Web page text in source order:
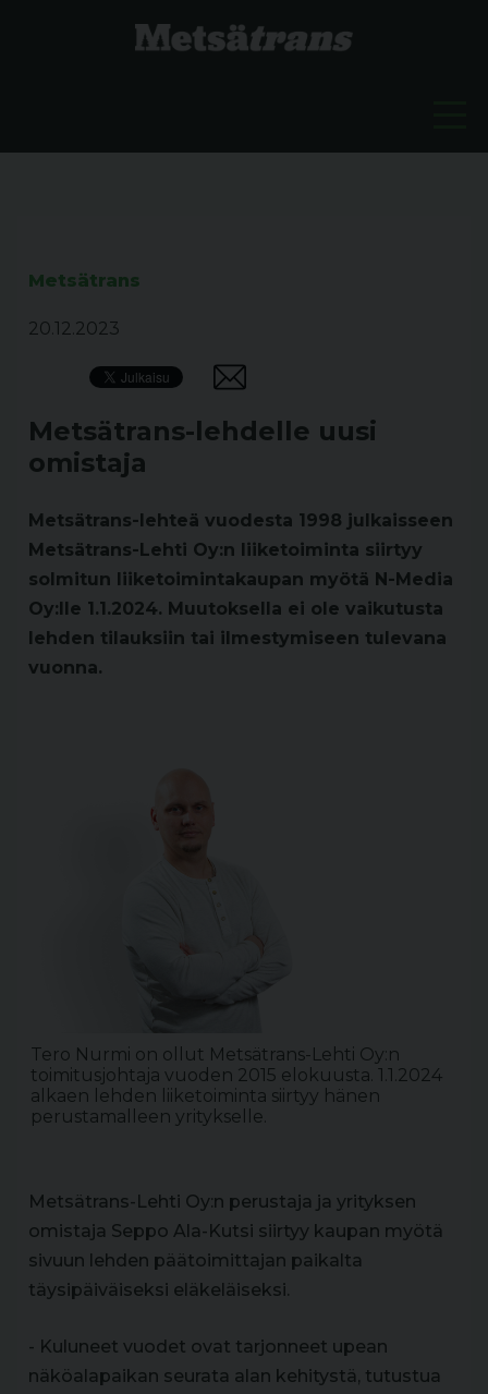
Metsätrans
20.12.2023
Metsätrans-lehdelle uusi
omistaja
Metsätrans-lehteä vuodesta 1998 julkaisseen
Metsätrans-Lehti Oy:n liiketoiminta siirtyy
solmitun liiketoimintakaupan myötä N-Media
Oy:lle 1.1.2024. Muutoksella ei ole vaikutusta
lehden tilauksiin tai ilmestymiseen tulevana
vuonna.
Tero Nurmi on ollut Metsätrans-Lehti Oy:n
toimitusjohtaja vuoden 2015 elokuusta. 1.1.2024
alkaen lehden liiketoiminta siirtyy hänen
perustamalleen yritykselle.
Metsätrans-Lehti Oy:n perustaja ja yrityksen
omistaja Seppo Ala-Kutsi siirtyy kaupan myötä
sivuun lehden päätoimittajan paikalta
täysipäiväiseksi eläkeläiseksi.
- Kuluneet vuodet ovat tarjonneet upean
näköalapaikan seurata alan kehitystä, tutustua